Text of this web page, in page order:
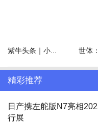
紫牛头条｜小... 世体
精彩推荐
日产携左舵版N7亮相
行展